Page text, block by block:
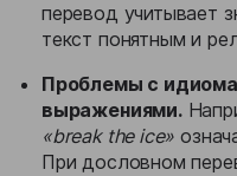
перевод учитывает
текст понятным и
Проблемы с
выражениями.
«break the ice»
При дословном